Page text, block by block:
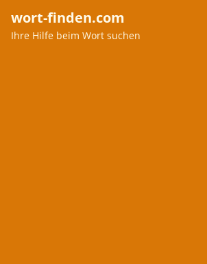
wort-finden.com
Ihre Hilfe beim Wort suchen